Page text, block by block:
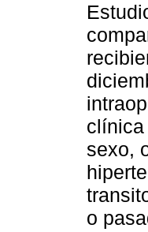
clínica
sexo,
o